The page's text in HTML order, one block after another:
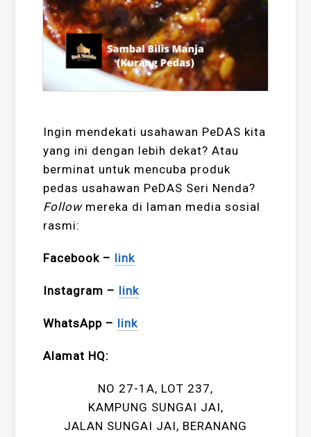
Ingin mendekati usahawan PeDAS kita
yang ini dengan lebih dekat? Atau
berminat untuk mencuba produk
pedas usahawan PeDAS Seri Nenda?
Followmereka di laman media sosial
rasmi:
Facebook – link
Instagram – link
WhatsApp – link
Alamat HQ:
NO 27-1A, LOT 237,
KAMPUNG SUNGAI JAI,
JALAN SUNGAI JAI, BERANANG